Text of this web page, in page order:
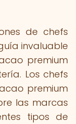
de chefs
invaluable
premium
Los chefs
premium
las marcas
tipos de